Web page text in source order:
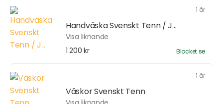
1 år
Handväska Svenskt Tenn / J...
Visa liknande
1 200 kr
Blocket.se
1 år
Väskor Svenskt Tenn